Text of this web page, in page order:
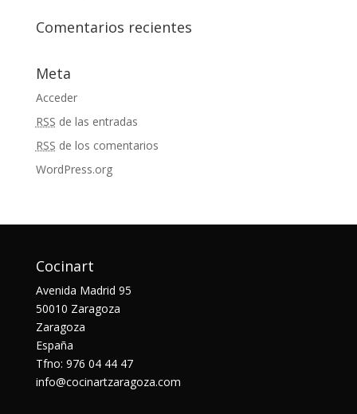
Comentarios recientes
Meta
Acceder
RSS de las entradas
RSS de los comentarios
WordPress.org
Cocinart
Avenida Madrid 95
50010 Zaragoza
Zaragoza
España
Tfno: 976 04 44 47
info@cocinartzaragoza.com